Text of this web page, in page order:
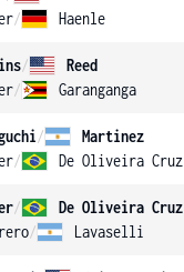
/ Haenle
/
Reed
/ Garanganga
/
Martinez
/ De Oliveira Cruz
/
De Oliveira Cruz
/ Lavaselli